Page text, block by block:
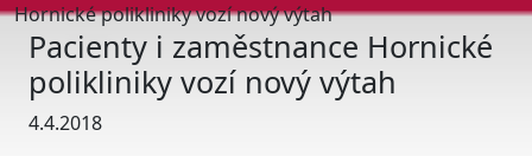
Hornické polikliniky vozí nový výtah
Pacienty i zaměstnance Hornické
polikliniky vozí nový výtah
4.4.2018